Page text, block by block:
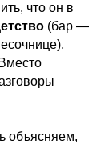
что он в
(бар —
объясняем,